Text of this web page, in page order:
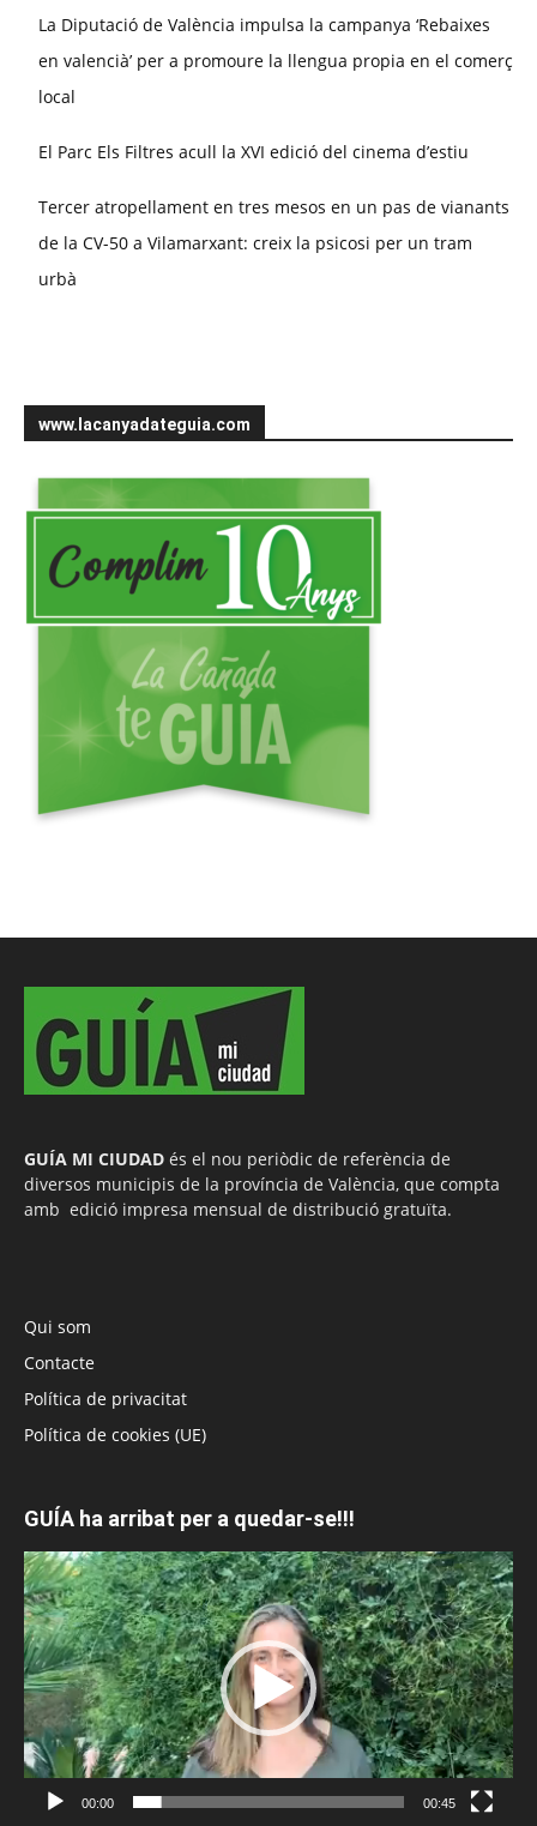
La Diputació de València impulsa la campanya ‘Rebaixes
en valencià’ per a promoure la llengua propia en el comerç
local
El Parc Els Filtres acull la XVI edició del cinema d’estiu
Tercer atropellament en tres mesos en un pas de vianants
de la CV-50 a Vilamarxant: creix la psicosi per un tram
urbà
www.lacanyadateguia.com
GUÍA MI CIUDAD és el nou periòdic de referència de
diversos municipis de la província de València, que compta
amb edició impresa mensual de distribució gratuïta.
Qui som
Contacte
Política de privacitat
Política de cookies (UE)
GUÍA ha arribat per a quedar-se!!!
Reproductor
de
vídeo
00:00 00:45